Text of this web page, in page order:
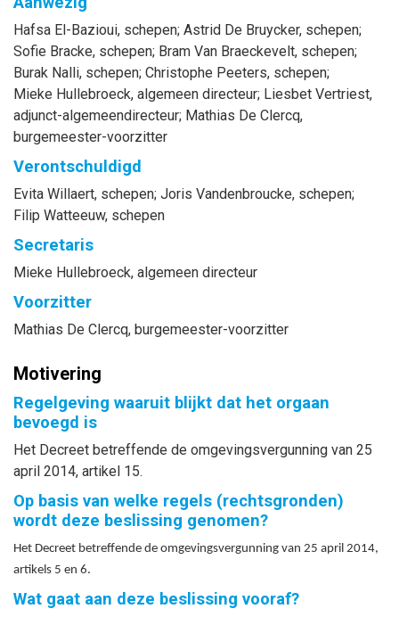
Hafsa El-Bazioui, schepen; Astrid De Bruycker, schepen;
Sofie Bracke, schepen; Bram Van Braeckevelt, schepen;
Burak Nalli, schepen; Christophe Peeters, schepen;
Mieke Hullebroeck, algemeen directeur; Liesbet Vertriest,
adjunct-algemeendirecteur; Mathias De Clercq,
burgemeester-voorzitter
Verontschuldigd
Evita Willaert, schepen; Joris Vandenbroucke, schepen;
Filip Watteeuw, schepen
Secretaris
Mieke Hullebroeck, algemeen directeur
Voorzitter
Mathias De Clercq, burgemeester-voorzitter
Motivering
Regelgeving waaruit blijkt dat het orgaan
bevoegd is
Het Decreet betreffende de omgevingsvergunning van 25
april 2014, artikel 15.
Op basis van welke regels (rechtsgronden)
wordt deze beslissing genomen?
Het Decreet betreffende de omgevingsvergunning van 25 april 2014,
artikels 5 en 6.
Wat gaat aan deze beslissing vooraf?